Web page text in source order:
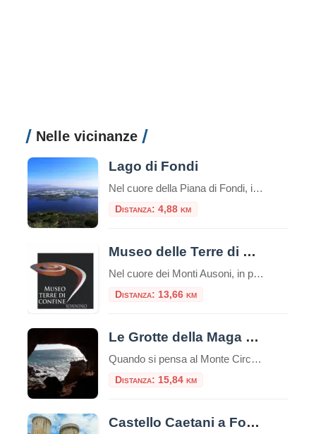
Nelle vicinanze
Lago di Fondi
Nel cuore della Piana di Fondi, incastonato come una gemma grezza tra il promontorio di Sperlonga e la città di Terracina, giace il Lago di Fondi. Spesso oscurato dalla fama delle vicine spiagge della Riviera di Ulisse, questo bacino lacustre rappresenta in realtà uno degli ecosistemi più preziosi e affascinanti del Lazio meridionale. Non è […]
Distanza: 4,88 km
Museo delle Terre di Confine di Sonnino
Nel cuore dei Monti Ausoni, in provincia di Latina, si trova uno dei musei più sorprendenti e meno conosciuti del Lazio: il Museo delle Terre di Confine di Sonnino. Non si tratta di un classico museo con teche e pannelli, ma di un percorso immersivo che racconta secoli di storia, identità e cultura popolare attraverso […]
Distanza: 13,66 km
Le Grotte della Maga Circe
Quando si pensa al Monte Circeo, la mente corre subito al mito: al profilo della Maga Circe che dorme, all’eroe Ulisse e alla sua sosta forzata sull’isola di Eea. Ma sotto la montagna, dove le falesie bianche si tuffano in un mare color smeraldo, si nasconde un altro mondo. Un mondo fatto non solo di […]
Distanza: 15,84 km
Castello Caetani a Fondi